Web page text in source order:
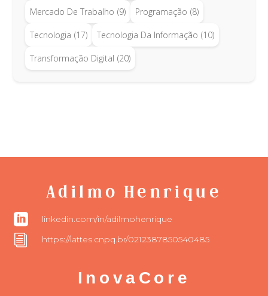
Mercado De Trabalho (9) Programação (8)
Tecnologia (17) Tecnologia Da Informação (10)
Transformação Digital (20)
Adilmo Henrique
 linkedin.com/in/adilmohenrique
i https://lattes.cnpq.br/0212387850540485
InovaCore